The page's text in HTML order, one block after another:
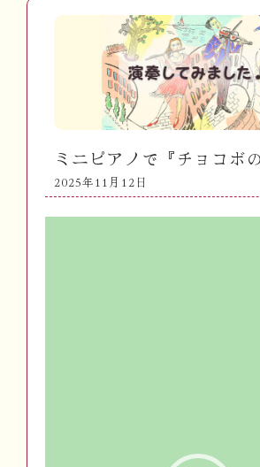
ミニピアノで『チョコボ
2025年11月12日